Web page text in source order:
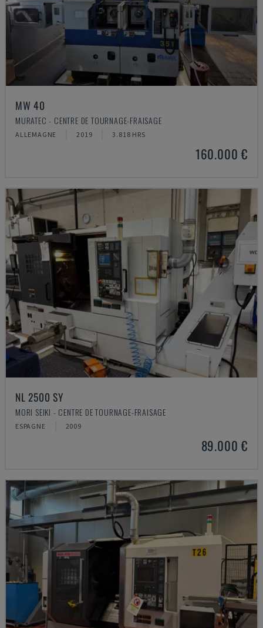
MW 40
MURATEC - CENTRE DE TOURNAGE-FRAISAGE
ALLEMAGNE 2019 3.818 HRS
160.000 €
NL 2500 SY
MORI SEIKI - CENTRE DE TOURNAGE-FRAISAGE
ESPAGNE 2009
89.000 €